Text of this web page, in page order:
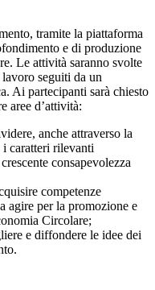
tramite la piattaforma
e di produzione
Le attività saranno svolte
seguiti da un
Ai partecipanti sarà chiesto
aree d’attività:
anche attraverso la
caratteri rilevanti
consapevolezza
competenze
agire per la promozione e
Circolare;
e diffondere le idee dei